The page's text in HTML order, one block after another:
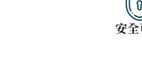
安